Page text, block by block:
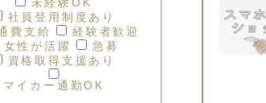
社員登用制度あり
費支給
経験者歓迎
性が活躍
急募
資格取得支援あり
マイカー通勤OK